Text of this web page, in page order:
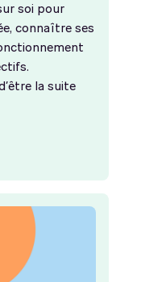
soi pour
connaître ses
la suite